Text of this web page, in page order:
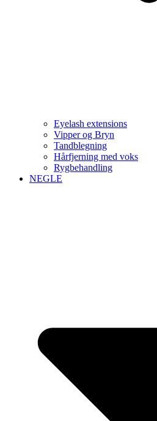
Eyelash extensions
Vipper og Bryn
Tandblegning
Hårfjerning med voks
Rygbehandling
NEGLE